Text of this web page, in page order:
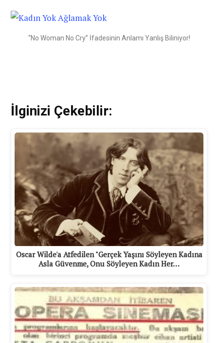
“No Woman No Cry” İfadesinin Anlamı Yanlış Biliniyor!
İlginizi Çekebilir:
Oscar Wilde'a Atfedilen "Gerçek Yaşını Söyleyen Kadına
Asla Güvenme, Onu Söyleyen Kadın Her…